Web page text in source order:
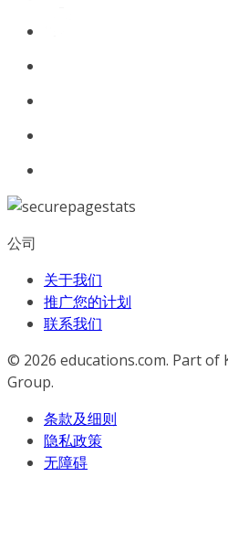
公司
关于我们
推广您的计划
联系我们
© 2026 educations.com. Part of
Group.
条款及细则
隐私政策
无障碍